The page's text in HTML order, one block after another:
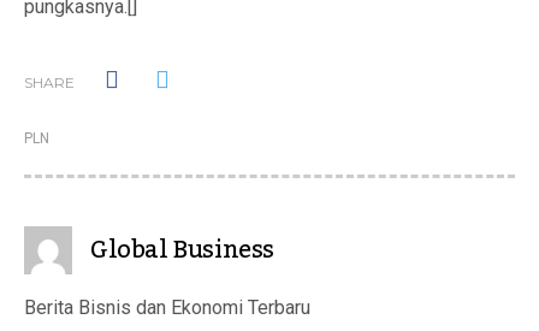
pungkasnya.[]
SHARE
PLN
Global Business
Berita Bisnis dan Ekonomi Terbaru